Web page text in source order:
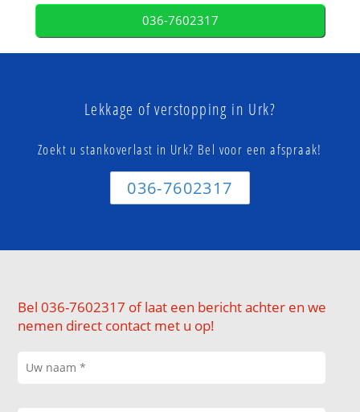
036-7602317
Lekkage of verstopping in Urk?
Zoekt u stankoverlast in Urk? Bel voor een afspraak!
036-7602317
Bel 036-7602317 of laat een bericht achter en we
nemen direct contact met u op!